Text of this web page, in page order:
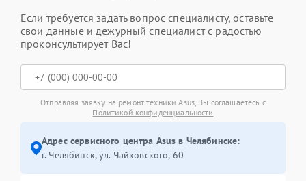
Если требуется задать вопрос специалисту, оставьте
свои данные и дежурный специалист с радостью
проконсультирует Вас!
Отправляя заявку на ремонт техники Asus, Вы соглашаетесь с
Политикой конфиденциальности
Адрес сервисного центра Asus в Челябинске:
г. Челябинск, ул. Чайковского, 60